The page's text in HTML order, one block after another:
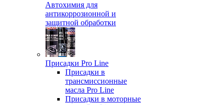
Автохимия для
антикоррозионной и
защитной обработки
Присадки Pro Line
Присадки в
трансмиссионные
масла Pro Line
Присадки в моторные